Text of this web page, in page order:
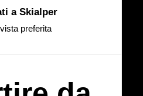
a Skialper
preferita